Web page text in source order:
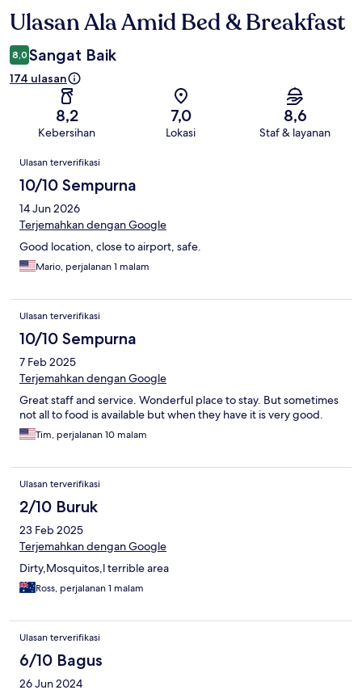
Ulasan
Ulasan Ala Amid Bed & Breakfast
8,0 Sangat Baik
174 ulasan
8,2
Kebersihan
7,0
Lokasi
8,6
Staf & layanan
Ulasan
Ulasan terverifikasi
10/10 Sempurna
14 Jun 2026
Terjemahkan dengan Google
Good location, close to airport, safe.
Mario, perjalanan 1 malam
Ulasan terverifikasi
10/10 Sempurna
7 Feb 2025
Terjemahkan dengan Google
Great staff and service. Wonderful place to stay. But sometimes
not all to food is available but when they have it is very good.
Tim, perjalanan 10 malam
Ulasan terverifikasi
2/10 Buruk
23 Feb 2025
Terjemahkan dengan Google
Dirty,Mosquitos,l terrible area
Ross, perjalanan 1 malam
Ulasan terverifikasi
6/10 Bagus
26 Jun 2024